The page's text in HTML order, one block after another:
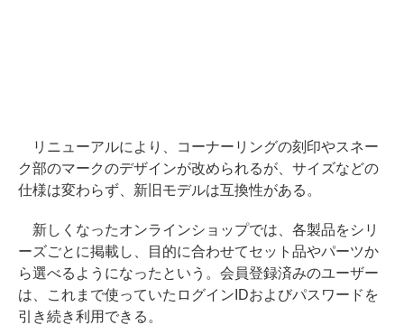
リニューアルにより、コーナーリングの刻印やスネー
ク部のマークのデザインが改められるが、サイズなどの
仕様は変わらず、新旧モデルは互換性がある。
新しくなったオンラインショップでは、各製品をシリ
ーズごとに掲載し、目的に合わせてセット品やパーツか
ら選べるようになったという。会員登録済みのユーザー
は、これまで使っていたログインIDおよびパスワードを
引き続き利用できる。